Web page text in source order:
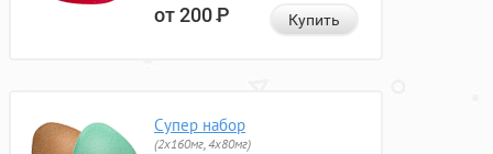
от 200Р Купить
Супер набор
(2х160мг, 4х80мг)